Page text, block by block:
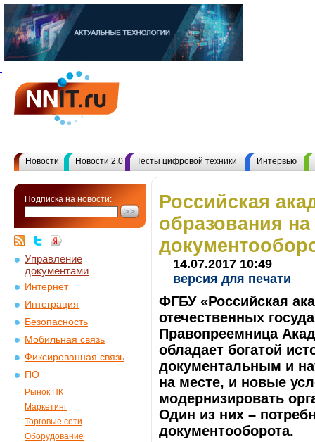
Новости Новости 2.0 Тесты цифровой техники Интервью
Подписка на новости:
Управление
документами
Интернет
Интеграция
Безопасность
Мобильная связь
Фиксированная связь
ПО
Рынок ПК
Маркетинг
Торговые сети
Оборудование
Российская
образования
14.07.2017 10:49
версия для печати
ФГБУ «Российская
отечественных
Правопреемница
обладает богатой
документальным и
на месте, и новые
модернизировать
Один из них –
документооборота.